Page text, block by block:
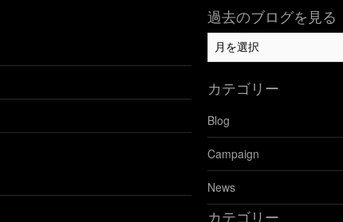
過去のブログを見る
過
去
ブ
グ
を
見
る
カテゴリー
Blog
Campaign
News
カテゴリー